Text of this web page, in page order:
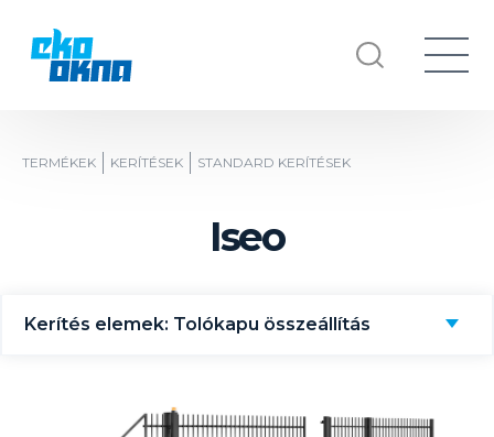
TERMÉKEK KERÍTÉSEK STANDARD KERÍTÉSEK
Iseo
Kerítés elemek: Tolókapu összeállítás